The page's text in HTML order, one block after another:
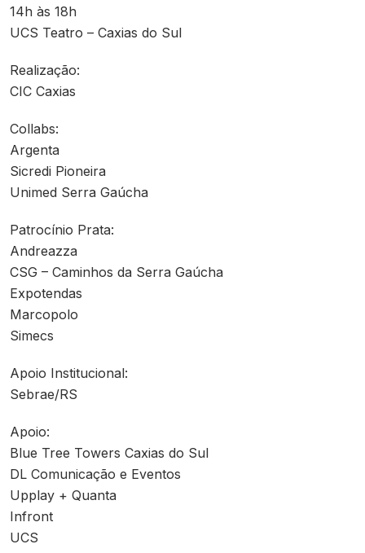
14h às 18h
UCS Teatro – Caxias do Sul
Realização:
CIC Caxias
Collabs:
Argenta
Sicredi Pioneira
Unimed Serra Gaúcha
Patrocínio Prata:
Andreazza
CSG – Caminhos da Serra Gaúcha
Expotendas
Marcopolo
Simecs
Apoio Institucional:
Sebrae/RS
Apoio:
Blue Tree Towers Caxias do Sul
DL Comunicação e Eventos
Upplay + Quanta
Infront
UCS